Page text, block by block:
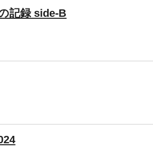
記録 side-B